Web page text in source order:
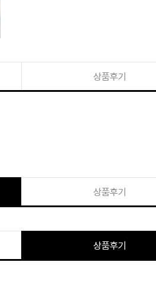
상품후기
상품후기
상품후기